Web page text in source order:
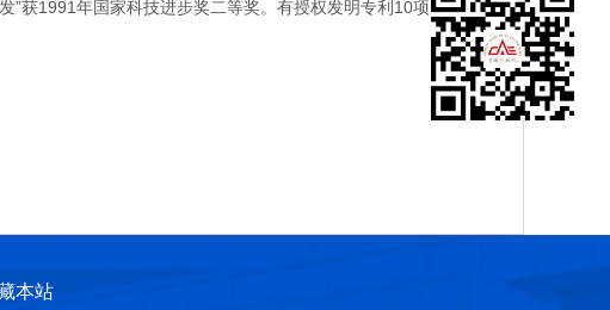
”获1991年国家科技进步奖二等奖。有授权发明专利10项。
本站